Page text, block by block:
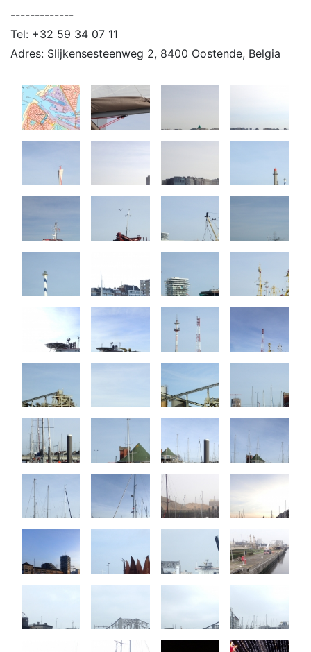
-------------
Tel: +32 59 34 07 11
Adres: Slijkensesteenweg 2, 8400 Oostende, Belgia